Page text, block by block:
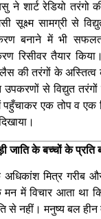
शार्ट रेडियो तरंगो
सूक्ष्म सामग्री से
बनाने में भी
रिसीवर तैयार
की तरंगों के अस्तित्व
उपकरणों से विद्युत
एक तोप व एक
जाति के बच्चों के प्रति
मित्र गरीब
में विचार आता था
से नहीं। मनुष्य बल